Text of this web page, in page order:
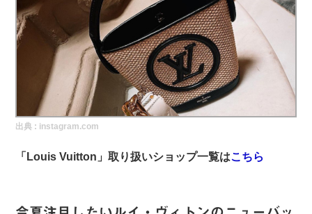
BUYMAの売れ筋商品
バイマの疑問に現役パーソナルショッパーが答えてみた
バイマ活動の疑問に売れっ子現役バイヤーが答えてみた
実録！海外ショップで買ってみた！
海外SHOP LIST
パーソナルショッパー指南書
出典 : instagram.com
「Louis Vuitton」取り扱いショップ一覧はこちら